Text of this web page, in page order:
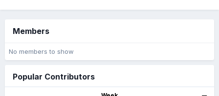
Members
No members to show
Popular Contributors